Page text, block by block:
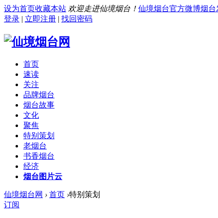
设为首页收藏本站 欢迎走进仙境烟台！ 仙境烟台官方微博烟台
登录 | 立即注册 | 找回密码
首页
速读
关注
品牌烟台
烟台故事
文化
聚焦
特别策划
老烟台
书香烟台
经济
烟台图片云
仙境烟台网 › 首页 ›特别策划
订阅